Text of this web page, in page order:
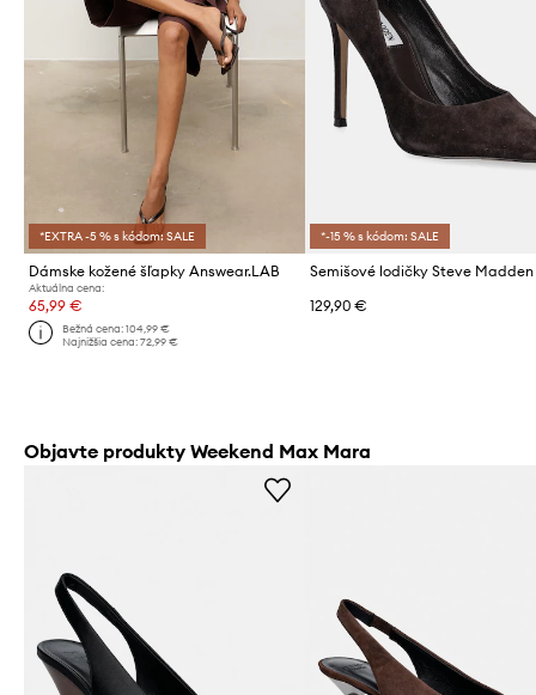
*EXTRA -5 % s kódom: SALE
Dámske kožené šľapky Answear.LAB
Aktuálna cena:
65,99 €
Bežná cena:104,99 €
Najnižšia cena:72,99 €
*-15 % s kódom: SALE
129,90 €
Objavte produkty Weekend Max Mara